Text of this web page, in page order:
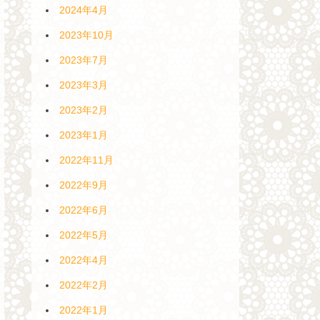
2024年4月
2023年10月
2023年7月
2023年3月
2023年2月
2023年1月
2022年11月
2022年9月
2022年6月
2022年5月
2022年4月
2022年2月
2022年1月